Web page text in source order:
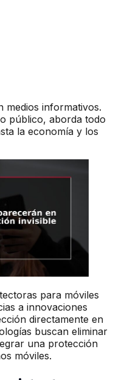
medios informativos.
público, aborda todo
la economía y los
para móviles
a innovaciones
directamente en
buscan eliminar
una protección
móviles.